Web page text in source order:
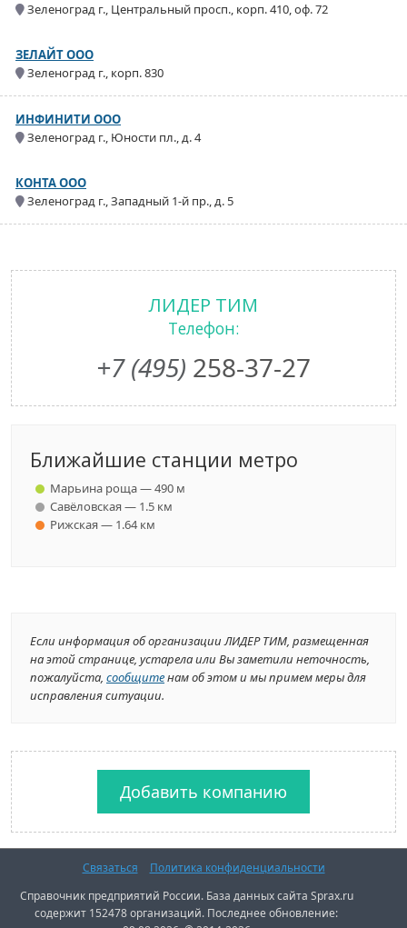
Зеленоград г., Центральный просп., корп. 410, оф. 72
ЗЕЛАЙТ ООО
Зеленоград г., корп. 830
ИНФИНИТИ ООО
Зеленоград г., Юности пл., д. 4
КОНТА ООО
Зеленоград г., Западный 1-й пр., д. 5
ЛИДЕР ТИМ
Телефон:
+7 (495) 258-37-27
Ближайшие станции метро
Марьина роща — 490 м
Савёловская — 1.5 км
Рижская — 1.64 км
Если информация об организации ЛИДЕР ТИМ, размещенная
на этой странице, устарела или Вы заметили неточность,
пожалуйста, сообщитенам об этом и мы примем меры для
исправления ситуации.
Добавить компанию
Связаться
Политика конфиденциальности
Справочник предприятий России. База данных сайта Sprax.ru
содержит 152478 организаций. Последнее обновление: